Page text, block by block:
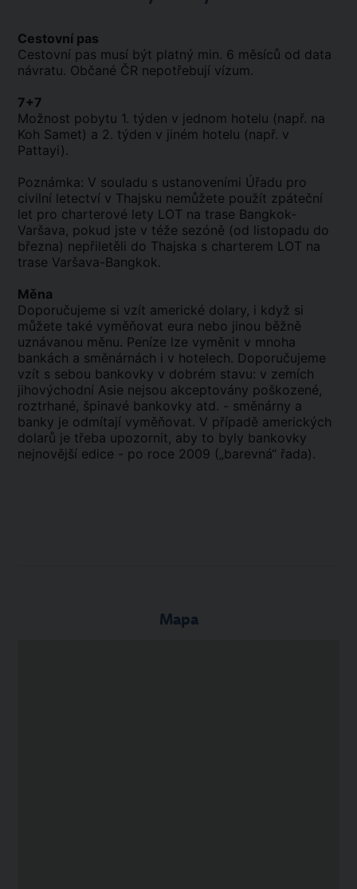
Cestovní pas
Cestovní pas musí být platný min. 6 měsíců od data
návratu. Občané ČR nepotřebují vízum.
7+7
Možnost pobytu 1. týden v jednom hotelu (např. na
Koh Samet) a 2. týden v jiném hotelu (např. v
Pattayi).
Poznámka: V souladu s ustanoveními Úřadu pro
civilní letectví v Thajsku nemůžete použít zpáteční
let pro charterové lety LOT na trase Bangkok-
Varšava, pokud jste v téže sezóně (od listopadu do
března) nepřiletěli do Thajska s charterem LOT na
trase Varšava-Bangkok.
Měna
Doporučujeme si vzít americké dolary, i když si
můžete také vyměňovat eura nebo jinou běžně
uznávanou měnu. Peníze lze vyměnit v mnoha
bankách a směnárnách i v hotelech. Doporučujeme
vzít s sebou bankovky v dobrém stavu: v zemích
jihovýchodní Asie nejsou akceptovány poškozené,
roztrhané, špinavé bankovky atd. - směnárny a
banky je odmítají vyměňovat. V případě amerických
dolarů je třeba upozornit, aby to byly bankovky
nejnovější edice - po roce 2009 („barevná“ řada).
Mapa